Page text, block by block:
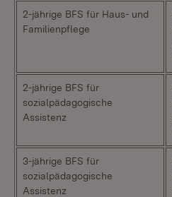
2-jährige BFS für Haus- und
Familienpflege
2-jährige BFS für
sozialpädagogische
Assistenz
3-jährige BFS für
sozialpädagogische
Assistenz